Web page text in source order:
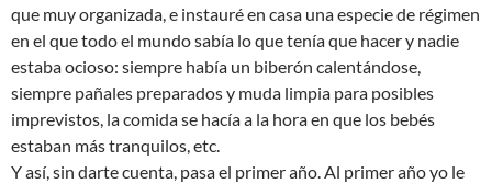
que muy organizada, e instauré en casa una especie de régimen
en el que todo el mundo sabía lo que tenía que hacer y nadie
estaba ocioso: siempre había un biberón calentándose,
siempre pañales preparados y muda limpia para posibles
imprevistos, la comida se hacía a la hora en que los bebés
estaban más tranquilos, etc.
Y así, sin darte cuenta, pasa el primer año. Al primer año yo le